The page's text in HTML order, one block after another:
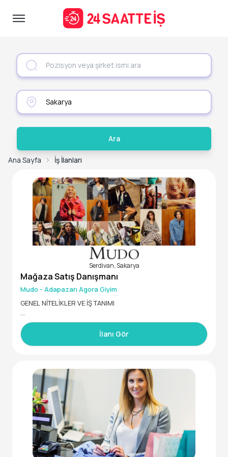
Ara
Ana Sayfa İş İlanları
Serdivan, Sakarya
Mağaza Satış Danışmanı
Mudo - Adapazarı Agora Giyim
GENEL NİTELİKLER VE İŞ TANIMI
1964 yılında Beyoğlu Fitaş Pasajı’nda 12 metrekarelik bir dük
kanda başlayan maceramıza 62. yılımızda, Türkiye’nin 28 ilin
de 1.400’ü aşkın çalışanımız ve 90.000 m²’ye yakın satış ala
Sizi de, yaratıcı ve müşterilerinin beklentilerini anlayan güçl
ü ekibimizin bir parçası olmaya davet ediyoruz.
Mudo ekibi olarak, Adapazarı Agora mağazamızda görevlen
dirilmek üzere takım arkadaşları arıyoruz.
• En az lise mezunu
• Ekip çalışmasına uyumlu
• Yoğun tempoda esnek çalışma saatlerine uyum sağlayabi
İlanı Gör